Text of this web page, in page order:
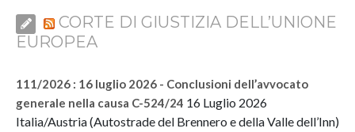
CORTE DI GIUSTIZIA DELL’UNIONE
EUROPEA
111/2026 : 16 luglio 2026 - Conclusioni dell’avvocato
generale nella causa C-524/24 16 Luglio 2026
Italia/Austria (Autostrade del Brennero e della Valle dell’Inn)